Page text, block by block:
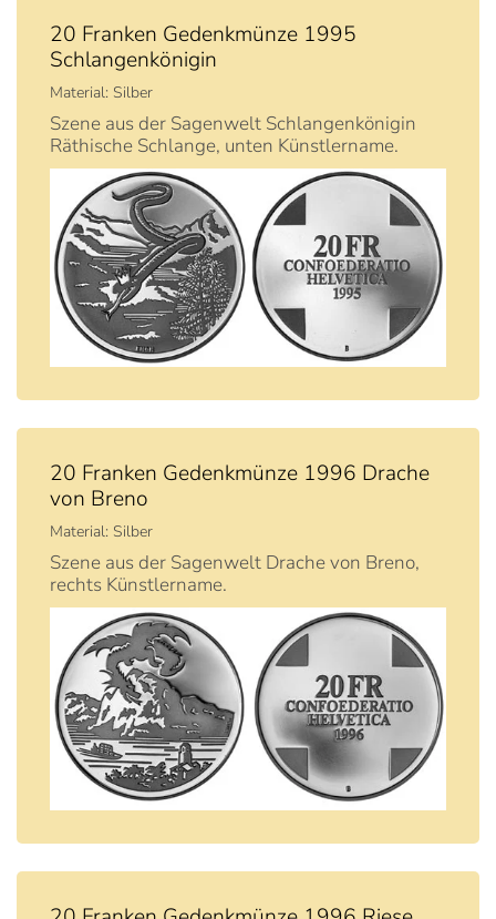
20 Franken Gedenkmünze 1995
Schlangenkönigin
Material: Silber
Szene aus der Sagenwelt Schlangenkönigin
Räthische Schlange, unten Künstlername.
20 Franken Gedenkmünze 1996 Drache
von Breno
Material: Silber
Szene aus der Sagenwelt Drache von Breno,
rechts Künstlername.